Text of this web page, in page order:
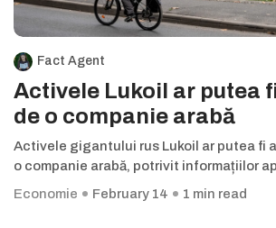
Fact Agent
Activele Lukoil ar putea
de o companie arabă
Activele gigantului rus Lukoil ar putea fi
o companie arabă, potrivit informațiilor
Economie
February 14 1 min read